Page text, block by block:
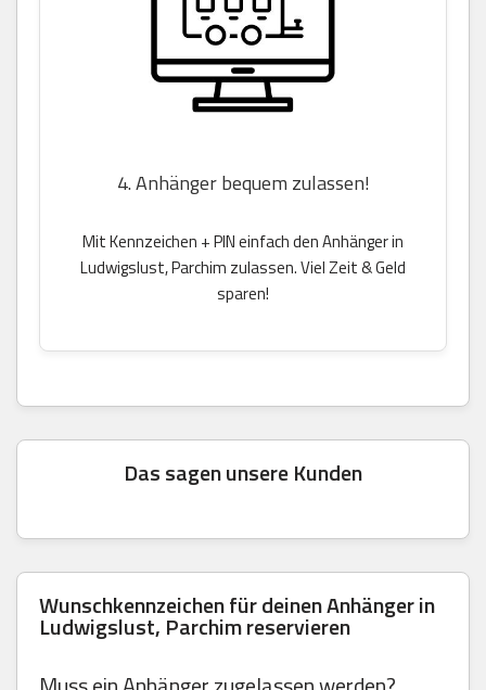
4. Anhänger bequem zulassen!
Mit Kennzeichen + PIN einfach den Anhänger in
Ludwigslust, Parchim zulassen. Viel Zeit & Geld
sparen!
Das sagen unsere Kunden
Wunschkennzeichen für deinen Anhänger in
Ludwigslust, Parchim reservieren